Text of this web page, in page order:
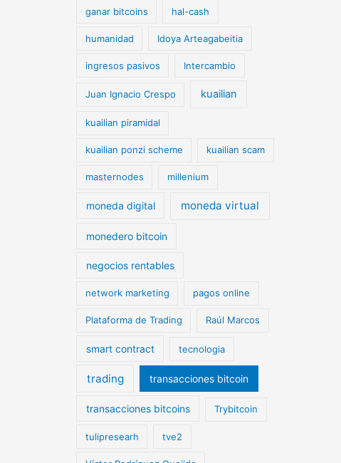
ganar bitcoins hal-cash
humanidad Idoya Arteagabeitia
ingresos pasivos Intercambio
Juan Ignacio Crespo kuailian
kuailian piramidal
kuailian ponzi scheme kuailian scam
masternodes millenium
moneda digital moneda virtual
monedero bitcoin
negocios rentables
network marketing pagos online
Plataforma de Trading Raúl Marcos
smart contract tecnologia
trading transacciones bitcoin
transacciones bitcoins Trybitcoin
tulipresearh tve2